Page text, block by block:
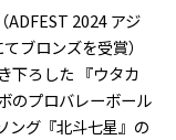
ADFEST 2024 アジ
ブロンズを受賞）
下ろした 『ウタカ
のプロバレーボール
ング『北斗七星』の